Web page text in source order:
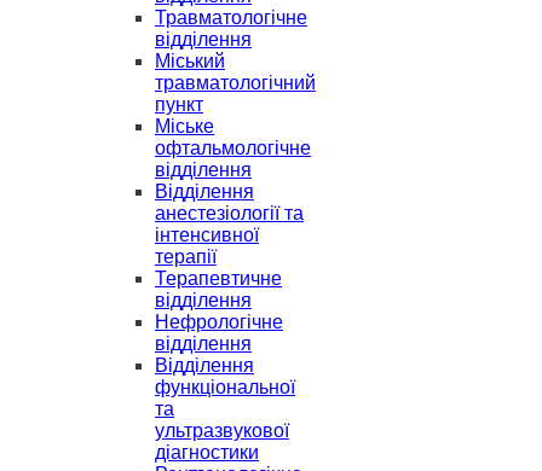
Травматологічне
відділення
Міський
травматологічний
пункт
Міське
офтальмологічне
відділення
Відділення
анестезіології та
інтенсивної
терапії
Терапевтичне
відділення
Нефрологічне
відділення
Відділення
функціональної
та
ультразвукової
діагностики